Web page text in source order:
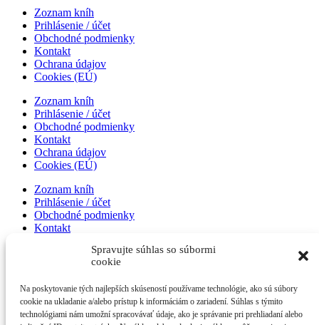
Spravujte súhlas so súbormi
cookie
Na poskytovanie tých najlepších skúseností používame technológie, ako sú súbory
cookie na ukladanie a/alebo prístup k informáciám o zariadení. Súhlas s týmito
technológiami nám umožní spracovávať údaje, ako je správanie pri prehliadaní alebo
Zoznam kníh
Prihlásenie / účet
Obchodné podmienky
Kontakt
Ochrana údajov
Cookies (EÚ)
Zoznam kníh
Prihlásenie / účet
Obchodné podmienky
Kontakt
Ochrana údajov
Cookies (EÚ)
Zoznam kníh
Prihlásenie / účet
Obchodné podmienky
Kontakt
Cookies (EÚ)
Prihlásenie / účet
Obchodné podmienky
Kontakt